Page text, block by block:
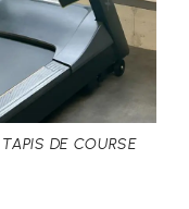
DE COURSE